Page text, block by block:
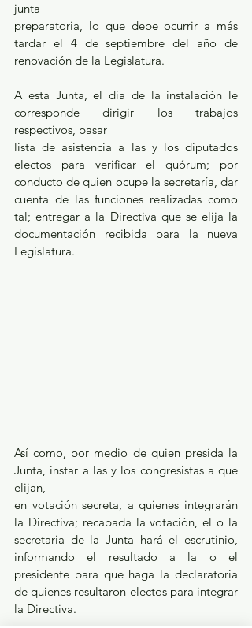
junta
preparatoria, lo que debe ocurrir a más
tardar el 4 de septiembre del año de
renovación de la Legislatura.
A esta Junta, el día de la instalación le
corresponde dirigir los trabajos
respectivos, pasar
lista de asistencia a las y los diputados
electos para verificar el quórum; por
conducto de quien ocupe la secretaría, dar
cuenta de las funciones realizadas como
tal; entregar a la Directiva que se elija la
documentación recibida para la nueva
Legislatura.
Así como, por medio de quien presida la
Junta, instar a las y los congresistas a que
elijan,
en votación secreta, a quienes integrarán
la Directiva; recabada la votación, el o la
secretaria de la Junta hará el escrutinio,
informando el resultado a la o el
presidente para que haga la declaratoria
de quienes resultaron electos para integrar
la Directiva.